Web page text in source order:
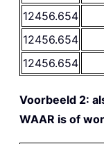
12456.654
12456.654
12456.654
Voorbeeld 2:
WAAR is of